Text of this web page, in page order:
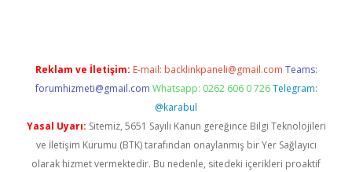
Reklam ve İletişim: E-mail: backlinkpaneli@gmail.com Teams:
forumhizmeti@gmail.com Whatsapp: 0262 606 0 726 Telegram:
@karabul
Yasal Uyarı: Sitemiz, 5651 Sayılı Kanun gereğince Bilgi Teknolojileri
ve İletişim Kurumu (BTK) tarafından onaylanmış bir Yer Sağlayıcı
olarak hizmet vermektedir. Bu nedenle, sitedeki içerikleri proaktif